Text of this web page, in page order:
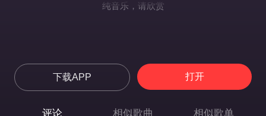
纯音乐，请欣赏
下载APP 打开
评论 相似歌曲 相似歌单